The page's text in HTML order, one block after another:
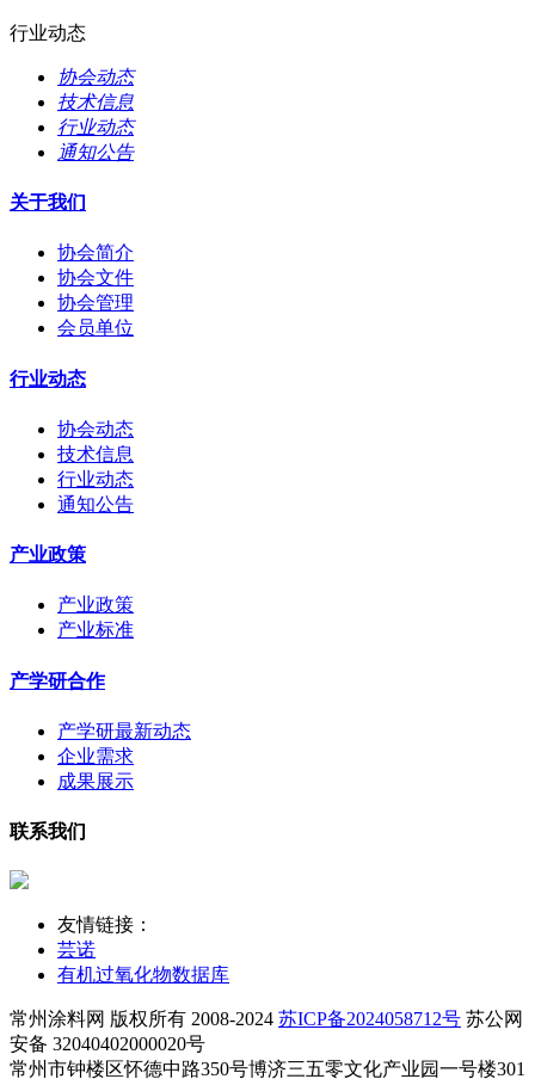
行业动态
协会动态
技术信息
行业动态
通知公告
关于我们
协会简介
协会文件
协会管理
会员单位
行业动态
协会动态
技术信息
行业动态
通知公告
产业政策
产业政策
产业标准
产学研合作
产学研最新动态
企业需求
成果展示
联系我们
友情链接：
芸诺
有机过氧化物数据库
常州涂料网 版权所有 2008-2024 苏ICP备2024058712号 苏公网
安备 32040402000020号
常州市钟楼区怀德中路350号博济三五零文化产业园一号楼301